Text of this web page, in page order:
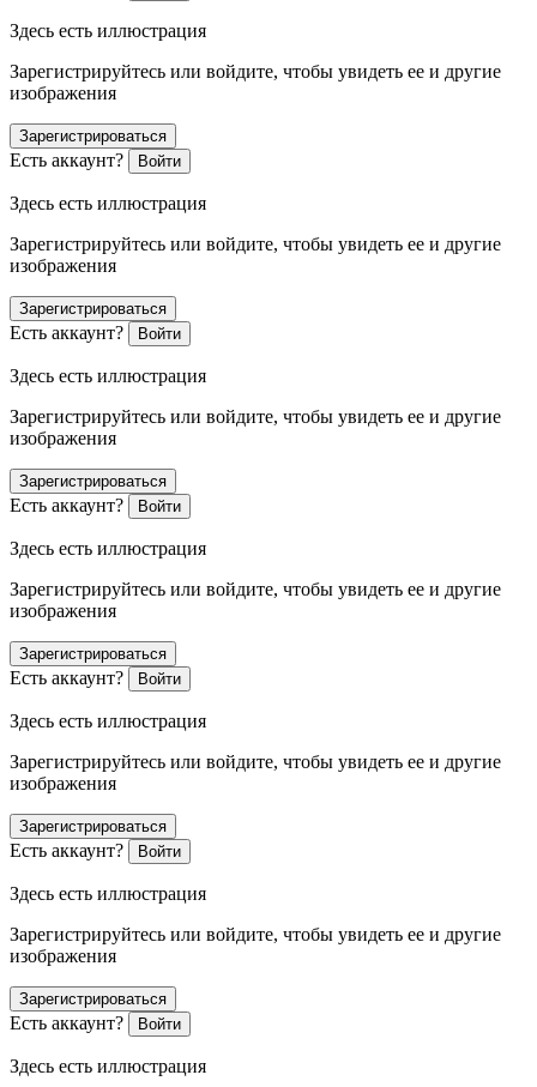
Здесь есть иллюстрация
Зарегистрируйтесь или войдите, чтобы увидеть ее и другие
изображения
Зарегистрироваться
Есть аккаунт? Войти
Здесь есть иллюстрация
Зарегистрируйтесь или войдите, чтобы увидеть ее и другие
изображения
Зарегистрироваться
Есть аккаунт? Войти
Здесь есть иллюстрация
Зарегистрируйтесь или войдите, чтобы увидеть ее и другие
изображения
Зарегистрироваться
Есть аккаунт? Войти
Здесь есть иллюстрация
Зарегистрируйтесь или войдите, чтобы увидеть ее и другие
изображения
Зарегистрироваться
Есть аккаунт? Войти
Здесь есть иллюстрация
Зарегистрируйтесь или войдите, чтобы увидеть ее и другие
изображения
Зарегистрироваться
Есть аккаунт? Войти
Здесь есть иллюстрация
Зарегистрируйтесь или войдите, чтобы увидеть ее и другие
изображения
Зарегистрироваться
Есть аккаунт? Войти
Здесь есть иллюстрация